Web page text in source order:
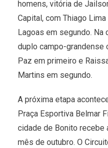
homens, vitória de
Capital, com Thiago
Lagoas em segundo.
duplo campo-grandense
Paz em primeiro e
Martins em segundo.
A próxima etapa
Praça Esportiva Belmar
cidade de Bonito recebe
mês de outubro. O